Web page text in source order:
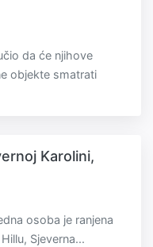
da će njihove
objekte smatrati
Karolini,
osoba je ranjena
Sjeverna...